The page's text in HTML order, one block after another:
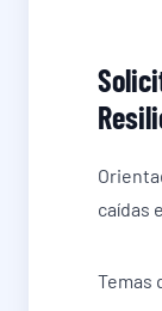
caídas
Temas